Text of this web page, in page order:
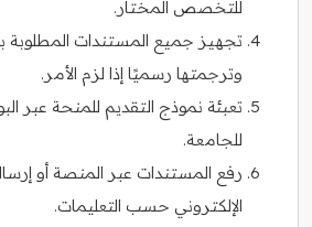
للتخصص المختار.
وترجمتها رسميًا إذا لزم الأمر.
تعبئة نموذج التقديم للمنحة عبر
للجامعة.
رفع المستندات عبر المنصة أو
الإلكتروني حسب التعليمات.